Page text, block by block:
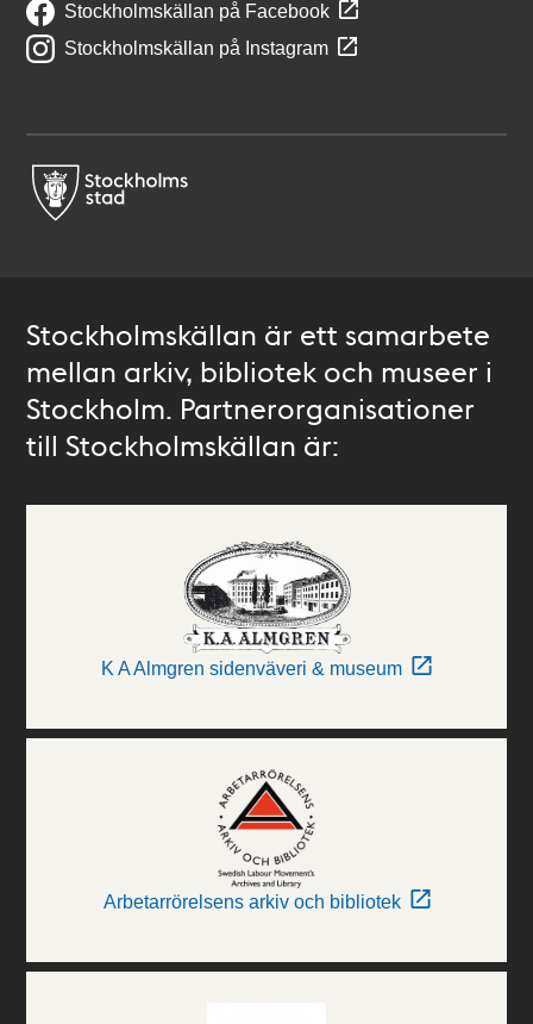
Stockholmskällan på Facebook
Stockholmskällan på Instagram
Stockholmskällan är ett samarbete
mellan arkiv, bibliotek och museer i
Stockholm. Partnerorganisationer
till Stockholmskällan är:
K A Almgren sidenväveri & museum
Arbetarrörelsens arkiv och bibliotek